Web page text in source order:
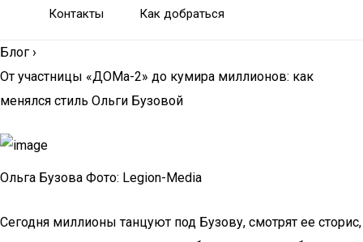
Контакты Как добраться
Блог ›
От участницы «ДОМа-2» до кумира миллионов: как
менялся стиль Ольги Бузовой
Ольга Бузова Фото: Legion-Media
Сегодня миллионы танцуют под Бузову, смотрят ее сторис,